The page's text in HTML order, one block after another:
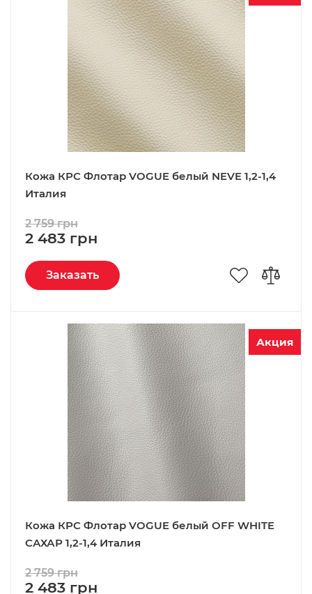
Кожа КРС Флотар VOGUE белый NEVE 1,2-1,4
Италия
2 483 грн
2 759 грн
Заказать
Акция
Кожа КРС Флотар VOGUE белый OFF WHITE
САХАР 1,2-1,4 Италия
2 483 грн
2 759 грн